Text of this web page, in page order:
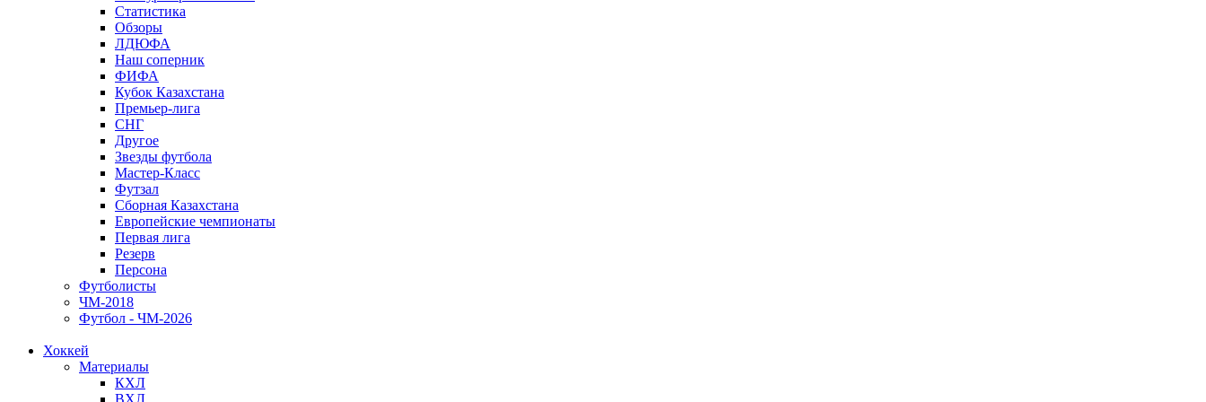
Статистика
Обзоры
ЛДЮФА
Наш соперник
ФИФА
Кубок Казахстана
Премьер-лига
СНГ
Другое
Звезды футбола
Мастер-Класс
Футзал
Сборная Казахстана
Европейские чемпионаты
Первая лига
Резерв
Персона
Футболисты
ЧМ-2018
Футбол - ЧМ-2026
Хоккей
Материалы
КХЛ
ВХЛ